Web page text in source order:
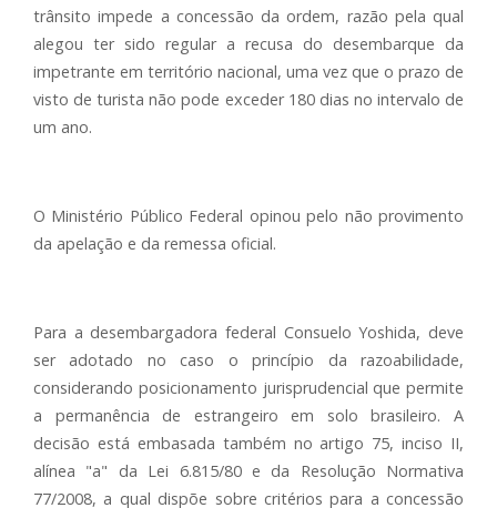
trânsito impede a concessão da ordem, razão pela qual
alegou ter sido regular a recusa do desembarque da
impetrante em território nacional, uma vez que o prazo de
visto de turista não pode exceder 180 dias no intervalo de
um ano.
O Ministério Público Federal opinou pelo não provimento
da apelação e da remessa oficial.
Para a desembargadora federal Consuelo Yoshida, deve
ser adotado no caso o princípio da razoabilidade,
considerando posicionamento jurisprudencial que permite
a permanência de estrangeiro em solo brasileiro. A
decisão está embasada também no artigo 75, inciso II,
alínea "a" da Lei 6.815/80 e da Resolução Normativa
77/2008, a qual dispõe sobre critérios para a concessão